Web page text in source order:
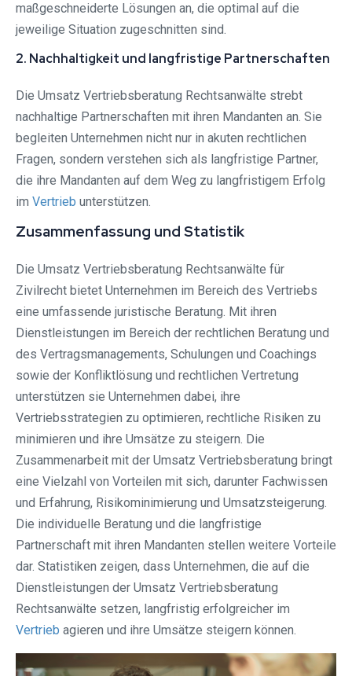
maßgeschneiderte Lösungen an, die optimal auf die
jeweilige Situation zugeschnitten sind.
2. Nachhaltigkeit und langfristige Partnerschaften
Die Umsatz Vertriebsberatung Rechtsanwälte strebt
nachhaltige Partnerschaften mit ihren Mandanten an. Sie
begleiten Unternehmen nicht nur in akuten rechtlichen
Fragen, sondern verstehen sich als langfristige Partner,
die ihre Mandanten auf dem Weg zu langfristigem Erfolg
im Vertrieb unterstützen.
Zusammenfassung und Statistik
Die Umsatz Vertriebsberatung Rechtsanwälte für
Zivilrecht bietet Unternehmen im Bereich des Vertriebs
eine umfassende juristische Beratung. Mit ihren
Dienstleistungen im Bereich der rechtlichen Beratung und
des Vertragsmanagements, Schulungen und Coachings
sowie der Konfliktlösung und rechtlichen Vertretung
unterstützen sie Unternehmen dabei, ihre
Vertriebsstrategien zu optimieren, rechtliche Risiken zu
minimieren und ihre Umsätze zu steigern. Die
Zusammenarbeit mit der Umsatz Vertriebsberatung bringt
eine Vielzahl von Vorteilen mit sich, darunter Fachwissen
und Erfahrung, Risikominimierung und Umsatzsteigerung.
Die individuelle Beratung und die langfristige
Partnerschaft mit ihren Mandanten stellen weitere Vorteile
dar. Statistiken zeigen, dass Unternehmen, die auf die
Dienstleistungen der Umsatz Vertriebsberatung
Rechtsanwälte setzen, langfristig erfolgreicher im
Vertrieb agieren und ihre Umsätze steigern können.